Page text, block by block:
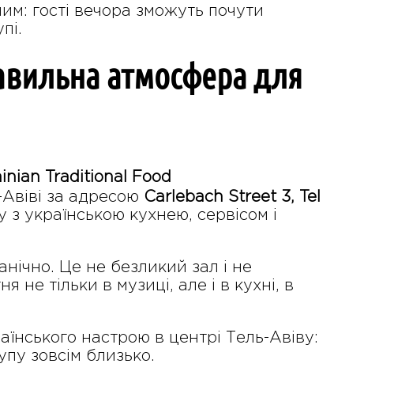
гості вечора зможуть почути
атмосфера для
Traditional Food
за адресою Carlebach Street 3, Tel
з українською кухнею, сервісом і
Це не безликий зал і не
не тільки в музиці, але і в кухні, в
настрою в центрі Тель-Авіву:
зовсім близько.